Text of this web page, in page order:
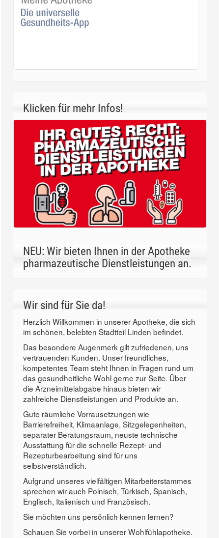
Klicken für mehr Infos!
NEU: Wir bieten Ihnen in der Apotheke
pharmazeutische Dienstleistungen an.
Wir sind für Sie da!
Herzlich Willkommen in unserer Apotheke, die sich
im schönen, belebten Stadtteil Linden befindet.
Das besondere Augenmerk gilt zufriedenen, uns
vertrauenden Kunden. Unser freundliches,
kompetentes Team steht Ihnen in Fragen rund um
das gesundheitliche Wohl gerne zur Seite. Über
die Arzneimittelabgabe hinaus bieten wir
zahlreiche Dienstleistungen und Produkte an.
Gute räumliche Vorrausetzungen wie
Barrierefreiheit, Klimaanlage, Sitzgelegenheiten,
separater Beratungsraum, neuste technische
Ausstattung für die schnelle Rezept- und
Rezepturbearbeitung sind für uns
selbstverständlich.
Aufgrund unseres vielfältigen Mitarbeiterstammes
sprechen wir auch Polnisch, Türkisch, Spanisch,
Englisch, Italienisch und Französisch.
Sie möchten uns persönlich kennen lernen?
Schauen Sie vorbei in unserer Wohlfühlapotheke.